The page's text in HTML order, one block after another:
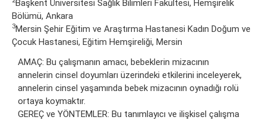
Başkent Üniversitesi Sağlık Bilimleri Fakültesi, Hemşirelik
Bölümü, Ankara
3Mersin Şehir Eğitim ve Araştırma Hastanesi Kadın Doğum ve
Çocuk Hastanesi, Eğitim Hemşireliği, Mersin
AMAÇ: Bu çalışmanın amacı, bebeklerin mizacının
annelerin cinsel doyumları üzerindeki etkilerini inceleyerek,
annelerin cinsel yaşamında bebek mizacının oynadığı rolü
ortaya koymaktır.
GEREÇ ve YÖNTEMLER: Bu tanımlayıcı ve ilişkisel çalışma